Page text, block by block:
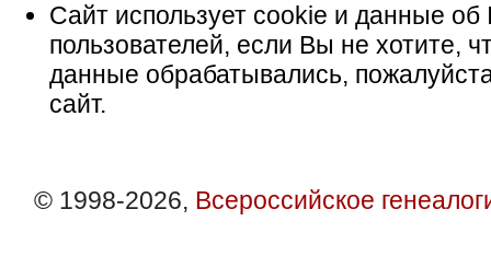
Сайт использует cookie и данные об
пользователей, если Вы не хотите,
данные обрабатывались,
сайт.
© 1998-2026, Всероссийское